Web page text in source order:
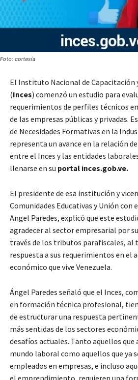
Foto: cortesía
El Instituto Nacional de Capacitación
(Inces) comenzó un estudio para
requerimientos de perfiles técnicos
de las empresas públicas y privadas.
de Necesidades Formativas en la
representa un avance en la relación
entre el Inces y las entidades
llenarse en su portal inces.gob.ve.
El presidente de esa institución y
Comunidades Educativas y Unión con
Angel Paredes, explicó que este
agradecer al sector empresarial por
través de los tributos parafiscales, al
respuesta a sus requerimientos en el
económico que vive Venezuela.
Ángel Paredes señaló que el Inces,
en formación técnica profesional,
de estructurar una respuesta
más sentidas de los sectores
desafíos actuales. Tanto aquellos que
mundo laboral como aquellos que ya
empleados en empresas, e incluso
el emprendimiento, requieren una